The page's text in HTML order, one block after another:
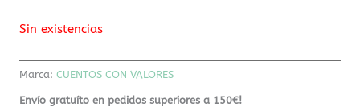
Sin existencias
Marca:CUENTOS CON VALORES
Envío gratuíto en pedidos superiores a 150€!